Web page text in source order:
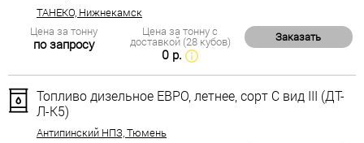
ТАНЕКО, Нижнекамск
Цена за тонну
по запросу
Цена за тонну с
доставкой (28 кубов)
0 р.
Заказать
Топливо дизельное ЕВРО, летнее, сорт С вид III (ДТ-
Л-К5)
Антипинский НПЗ, Тюмень